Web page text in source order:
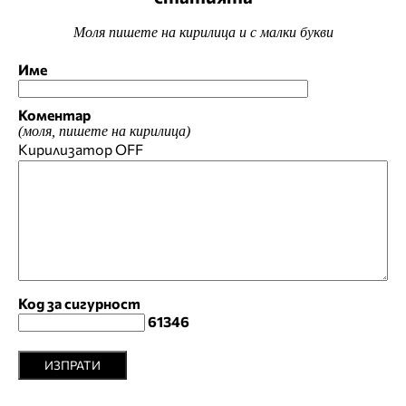
Моля пишете на кирилица и с малки букви
Име
Коментар
(моля, пишете на кирилица)
КирилизаторOFF
Код за сигурност
61346
ИЗПРАТИ